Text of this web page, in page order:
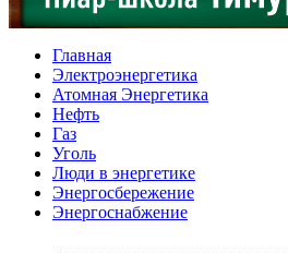
Главная
Электроэнергетика
Атомная Энергетика
Нефть
Газ
Уголь
Люди в энергетике
Энергосбережение
Энергоснабжение